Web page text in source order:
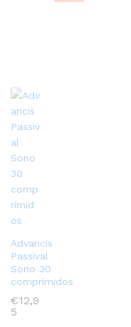
Advancis
Passival
Sono 30
comprimidos
€12,9
5